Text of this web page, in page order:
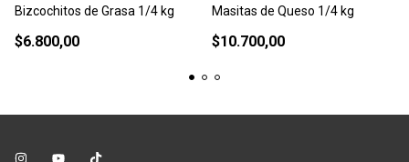
Bizcochitos de Grasa 1/4 kg
$6.800,00
Masitas de Queso 1/4 kg
$10.700,00